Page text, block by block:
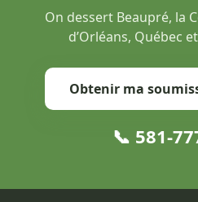
On dessert Beaupré, la
d’Orléans, Québec
Obtenir ma
📞 581-